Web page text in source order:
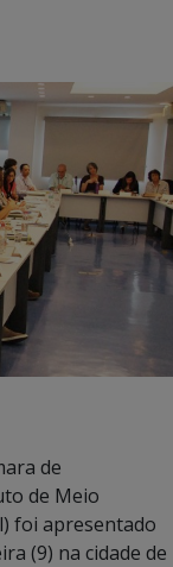
de
de Meio
foi apresentado
(9) na cidade de